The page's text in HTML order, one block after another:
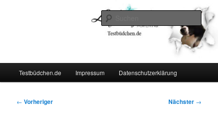
Testbüdchen.de Impressum Datenschutzerklärung
Beitragsnavigation
← Vorheriger Nächster →